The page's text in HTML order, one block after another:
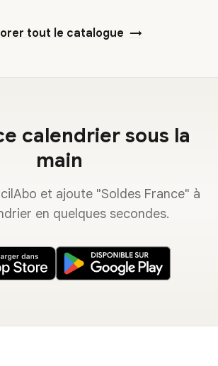
tout le catalogue →
calendrier sous la
main
et ajoute "Soldes France" à
en quelques secondes.